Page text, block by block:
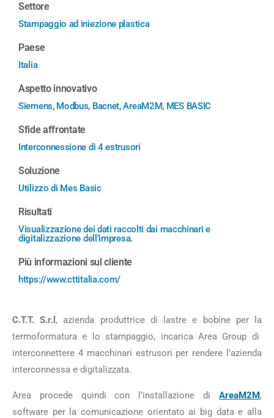
Settore
Stampaggio ad iniezione plastica
Paese
Italia
Aspetto innovativo
Siemens, Modbus, Bacnet, AreaM2M, MES BASIC
Sfide affrontate
Interconnessione di 4 estrusori
Soluzione
Utilizzo di Mes Basic
Risultati
Visualizzazione dei dati raccolti dai macchinari e
digitalizzazione dell’impresa.
Più informazioni sul cliente
https://www.cttitalia.com/
C.T.T. S.r.l , azienda produttrice di lastre e bobine per la
termoformatura e lo stampaggio, incarica Area Group di
interconnettere 4 macchinari estrusori per rendere l’azienda
interconnessa e digitalizzata.
Area procede quindi con l’installazione di AreaM2M,
software per la comunicazione orientato ai big data e alla